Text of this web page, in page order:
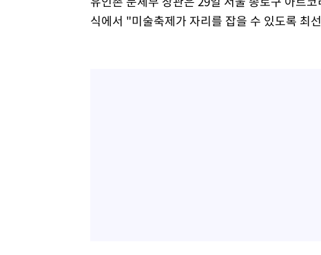
식에서 "미술축제가 자리를 잡을 수 있도록 최